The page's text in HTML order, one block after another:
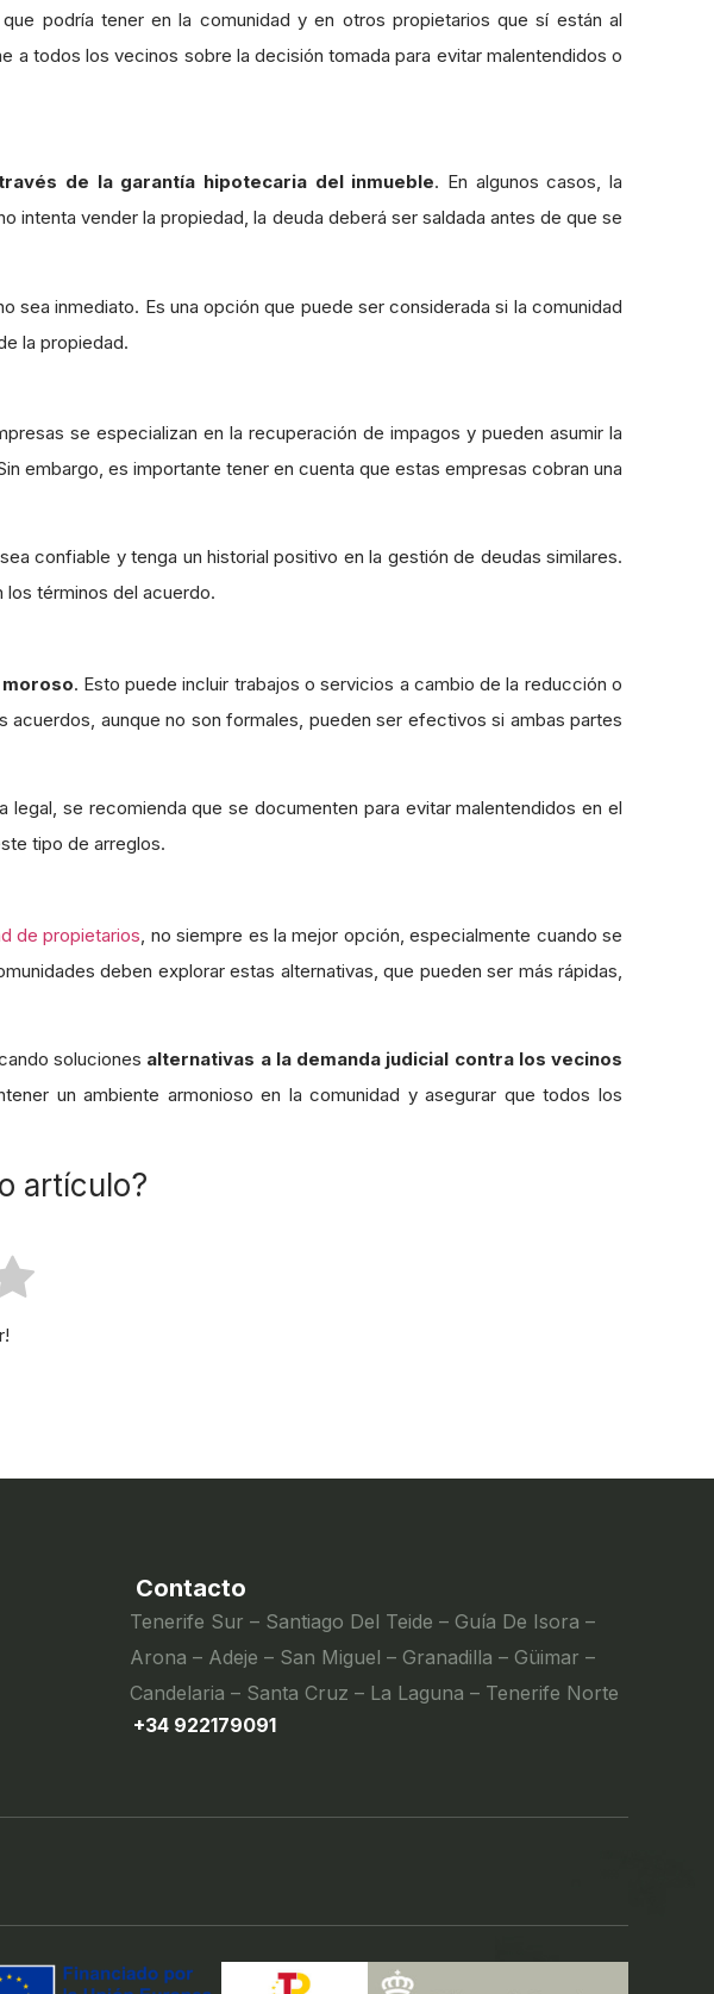
podría tener en la comunidad y en otros propietarios que sí están al
todos los vecinos sobre la decisión tomada para evitar malentendidos o
de la garantía hipotecaria del inmueble. En algunos casos, la
intenta vender la propiedad, la deuda deberá ser saldada antes de que se
sea inmediato. Es una opción que puede ser considerada si la comunidad
la propiedad.
se especializan en la recuperación de impagos y pueden asumir la
embargo, es importante tener en cuenta que estas empresas cobran una
confiable y tenga un historial positivo en la gestión de deudas similares.
términos del acuerdo.
. Esto puede incluir trabajos o servicios a cambio de la reducción o
aunque no son formales, pueden ser efectivos si ambas partes
se recomienda que se documenten para evitar malentendidos en el
tipo de arreglos.
de propietarios , no siempre es la mejor opción, especialmente cuando se
deben explorar estas alternativas, que pueden ser más rápidas,
soluciones alternativas a la demanda judicial contra los vecinos
un ambiente armonioso en la comunidad y asegurar que todos los
artículo?
Contacto
Tenerife Sur – Santiago Del Teide – Guía De Isora –
Arona – Adeje – San Miguel – Granadilla – Güimar –
Candelaria – Santa Cruz – La Laguna – Tenerife Norte
+34 922179091